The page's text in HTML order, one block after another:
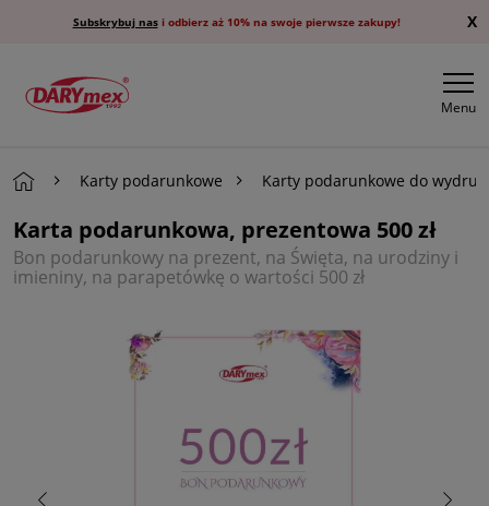
Subskrybuj nasi odbierz aż 10% na swoje pierwsze zakupy! X
Menu
Karty podarunkowe Karty podarunkowe do
Karta podarunkowa, prezentowa 500 zł
Bon podarunkowy na prezent, na Święta, na urodziny i
imieniny, na parapetówkę o wartości 500 zł